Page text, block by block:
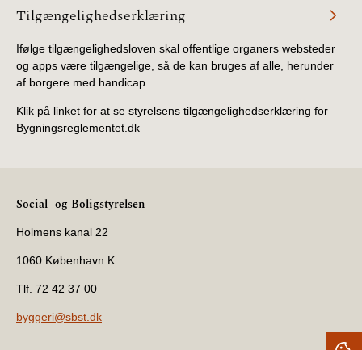
Tilgængelighedserklæring
Ifølge tilgængelighedsloven skal offentlige organers websteder
og apps være tilgængelige, så de kan bruges af alle, herunder
af borgere med handicap.
Klik på linket for at se styrelsens tilgængelighedserklæring for
Bygningsreglementet.dk
Social- og Boligstyrelsen
Holmens kanal 22
1060 København K
Tlf. 72 42 37 00
byggeri@sbst.dk